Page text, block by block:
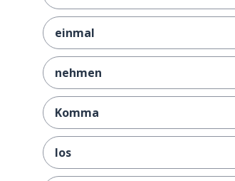
einmal
nehmen
Komma
los